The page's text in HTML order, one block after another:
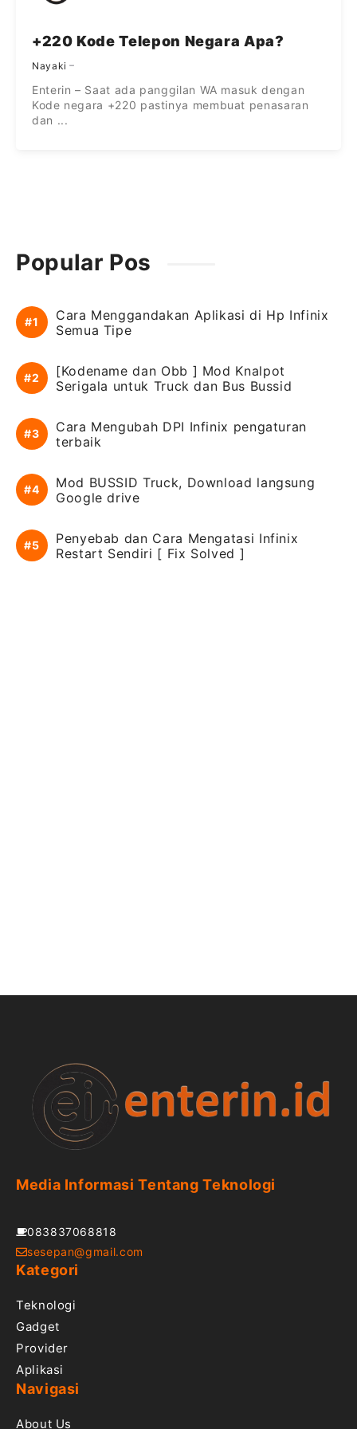
+220 Kode Telepon Negara Apa?
Nayaki
Enterin – Saat ada panggilan WA masuk dengan
Kode negara +220 pastinya membuat penasaran
dan ...
Popular Pos
Cara Menggandakan Aplikasi di Hp Infinix
Semua Tipe
[Kodename dan Obb ] Mod Knalpot
Serigala untuk Truck dan Bus Bussid
Cara Mengubah DPI Infinix pengaturan
terbaik
Mod BUSSID Truck, Download langsung
Google drive
Penyebab dan Cara Mengatasi Infinix
Restart Sendiri [ Fix Solved ]
Media Informasi Tentang Teknologi
083837068818
sesepan@gmail.com
Kategori
Teknologi
Gadget
Provider
Aplikasi
Navigasi
About Us